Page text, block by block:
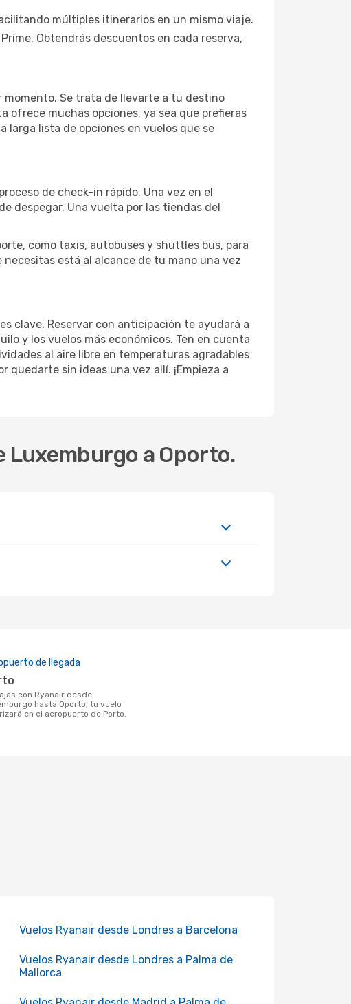
múltiples itinerarios en un mismo viaje.
Obtendrás descuentos en cada reserva,
momento. Se trata de llevarte a tu destino
ofrece muchas opciones, ya sea que prefieras
larga lista de opciones en vuelos que se
de check-in rápido. Una vez en el
despegar. Una vuelta por las tiendas del
como taxis, autobuses y shuttles bus, para
está al alcance de tu mano una vez
clave. Reservar con anticipación te ayudará a
y los vuelos más económicos. Ten en cuenta
al aire libre en temperaturas agradables
sin ideas una vez allí. ¡Empieza a
a Oporto.
de llegada
hasta Oporto, tu vuelo
en el aeropuerto de Porto.
Vuelos Ryanair desde Londres a Barcelona
Vuelos Ryanair desde Londres a Palma de
Mallorca